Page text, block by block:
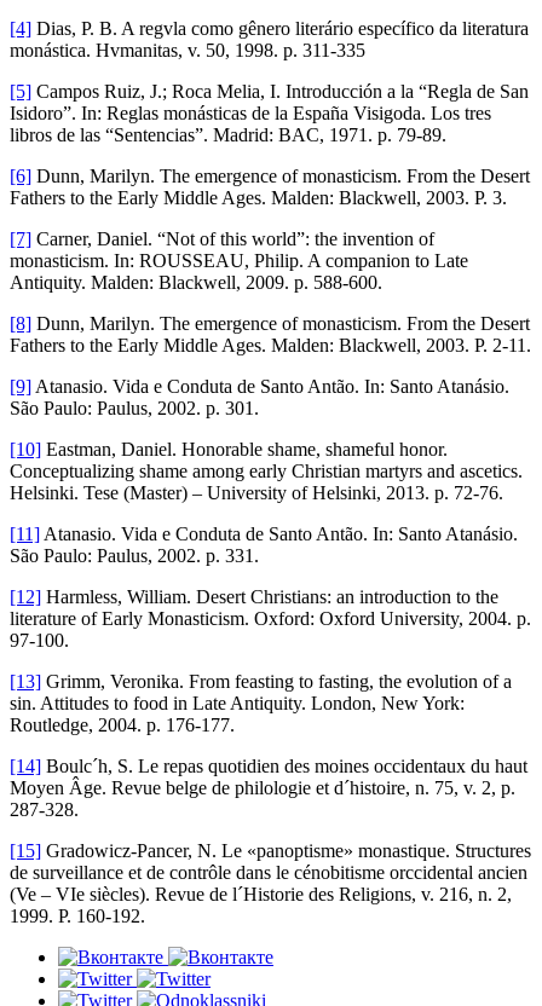
[4] Dias, P. B. A regvla como gênero literário específico da literatura
monástica. Hvmanitas, v. 50, 1998. p. 311-335
[5] Campos Ruiz, J.; Roca Melia, I. Introducción a la “Regla de San
Isidoro”. In: Reglas monásticas de la España Visigoda. Los tres
libros de las “Sentencias”. Madrid: BAC, 1971. p. 79-89.
[6] Dunn, Marilyn. The emergence of monasticism. From the Desert
Fathers to the Early Middle Ages. Malden: Blackwell, 2003. P. 3.
[7] Carner, Daniel. “Not of this world”: the invention of
monasticism. In: ROUSSEAU, Philip. A companion to Late
Antiquity. Malden: Blackwell, 2009. p. 588-600.
[8] Dunn, Marilyn. The emergence of monasticism. From the Desert
Fathers to the Early Middle Ages. Malden: Blackwell, 2003. P. 2-11.
[9]Atanasio. Vida e Conduta de Santo Antão. In: Santo Atanásio.
São Paulo: Paulus, 2002. p. 301.
[10] Eastman, Daniel. Honorable shame, shameful honor.
Conceptualizing shame among early Christian martyrs and ascetics.
Helsinki. Tese (Master) – University of Helsinki, 2013. p. 72-76.
[11]Atanasio. Vida e Conduta de Santo Antão. In: Santo Atanásio.
São Paulo: Paulus, 2002. p. 331.
[12] Harmless, William. Desert Christians: an introduction to the
literature of Early Monasticism. Oxford: Oxford University, 2004. p.
97-100.
[13] Grimm, Veronika. From feasting to fasting, the evolution of a
sin. Attitudes to food in Late Antiquity. London, New York:
Routledge, 2004. p. 176-177.
[14] Boulc´h, S. Le repas quotidien des moines occidentaux du haut
Moyen Âge. Revue belge de philologie et d´histoire, n. 75, v. 2, p.
287-328.
[15] Gradowicz-Pancer, N. Le «panoptisme» monastique. Structures
de surveillance et de contrôle dans le cénobitisme orccidental ancien
(Ve – VIe siècles). Revue de l´Historie des Religions, v. 216, n. 2,
1999. P. 160-192.